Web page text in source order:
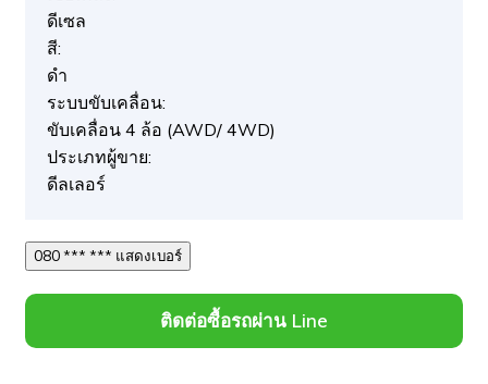
ดีเซล
สี:
ดำ
ระบบขับเคลื่อน:
ขับเคลื่อน 4 ล้อ (AWD/ 4WD)
ประเภทผู้ขาย:
ดีลเลอร์
080 *** *** แสดงเบอร์
ติดต่อซื้อรถผ่าน Line